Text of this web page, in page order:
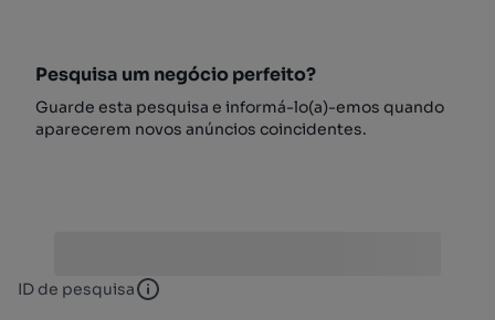
Pesquisa um negócio perfeito?
Guarde esta pesquisa e informá-lo(a)-emos quando
aparecerem novos anúncios coincidentes.
ID de pesquisa ID de pesquisa